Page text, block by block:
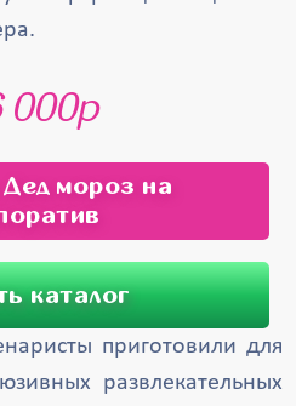
мороз на
каталог
приготовили для
развлекательных